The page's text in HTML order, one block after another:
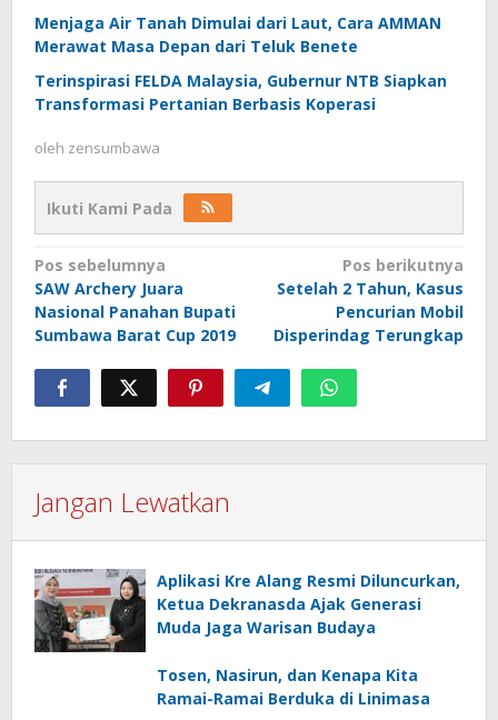
Menjaga Air Tanah Dimulai dari Laut, Cara AMMAN
Merawat Masa Depan dari Teluk Benete
Terinspirasi FELDA Malaysia, Gubernur NTB Siapkan
Transformasi Pertanian Berbasis Koperasi
oleh zensumbawa
Ikuti Kami Pada
Navigasi
pos
Pos sebelumnya
SAW Archery Juara
Nasional Panahan Bupati
Sumbawa Barat Cup 2019
Pos berikutnya
Setelah 2 Tahun, Kasus
Pencurian Mobil
Disperindag Terungkap
Jangan Lewatkan
Aplikasi Kre Alang Resmi Diluncurkan,
Ketua Dekranasda Ajak Generasi
Muda Jaga Warisan Budaya
Tosen, Nasirun, dan Kenapa Kita
Ramai-Ramai Berduka di Linimasa